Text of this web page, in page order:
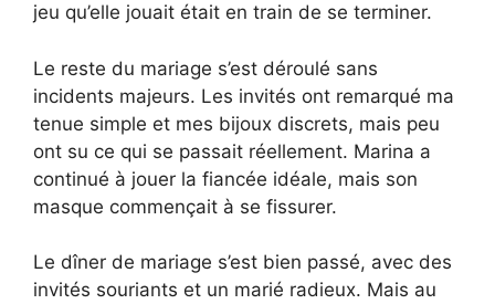
jeu qu’elle jouait était en train de se terminer.
Le reste du mariage s’est déroulé sans
incidents majeurs. Les invités ont remarqué ma
tenue simple et mes bijoux discrets, mais peu
ont su ce qui se passait réellement. Marina a
continué à jouer la fiancée idéale, mais son
masque commençait à se fissurer.
Le dîner de mariage s’est bien passé, avec des
invités souriants et un marié radieux. Mais au